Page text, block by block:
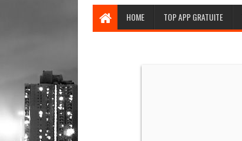
HOME TOP APP GRATUITE